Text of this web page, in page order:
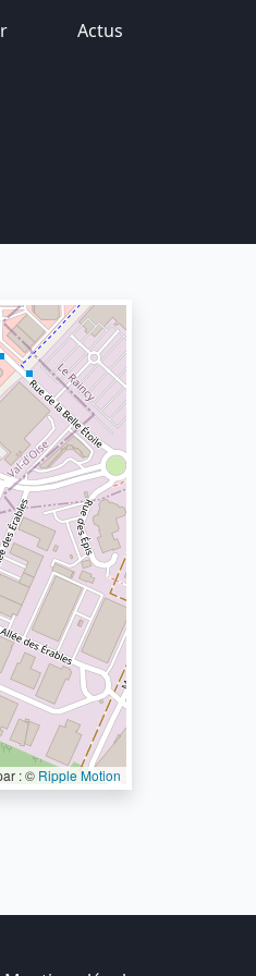
Actus
: © Ripple Motion